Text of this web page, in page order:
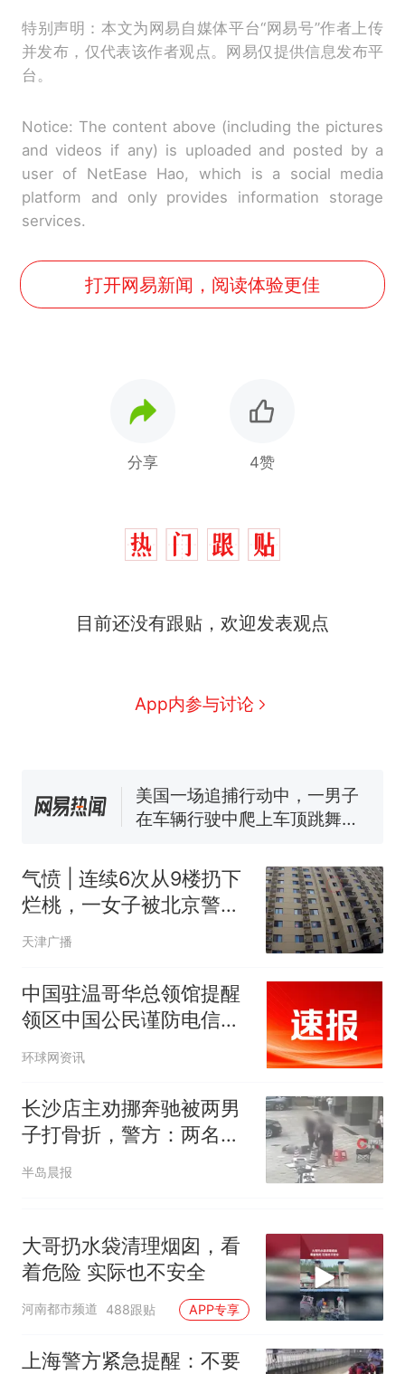
特别声明：本文为网易自媒体平台“网易号”作者上传
并发布，仅代表该作者观点。网易仅提供信息发布平
台。
Notice: The content above (including the pictures
and videos if any) is uploaded and posted by a
user of NetEase Hao, which is a social media
platform and only provides information storage
services.
打开网易新闻，阅读体验更佳
分享 4赞
目前还没有跟贴，欢迎发表观点
App内参与讨论
哥士兵搬起大石块投向移民引
协会回应
男子上山采菌偶然发现鸡枞菌
（新京报）
笔试第一被第二名传话劝弃考
官方通报
回大海 目击者直呼震惊 （视频
来源：参考消息）
热 西班牙飞地休达边境，摩洛
哥士兵搬起大石块投向移民引
争议，此前一天内数万人从摩
气愤 | 连续6次从9楼扔下
烂桃，一女子被北京警方
查获！
天津广播
中国驻温哥华总领馆提醒
领区中国公民谨防电信诈
环球网资讯
长沙店主劝挪奔驰被两男
子打骨折，警方：两名嫌
疑人已被刑拘
半岛晨报
大哥扔水袋清理烟囱，看
着危险 实际也不安全
河南都市频道 488跟贴 APP专享
上海警方紧急提醒：不要